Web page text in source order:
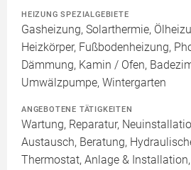
HEIZUNG SPEZIALGEBIETE
Gasheizung, Solarthermie,
Heizkörper, Fußbodenheizung,
Dämmung, Kamin / Ofen,
Umwälzpumpe, Wintergarten
ANGEBOTENE TÄTIGKEITEN
Wartung, Reparatur,
Austausch, Beratung,
Thermostat, Anlage &